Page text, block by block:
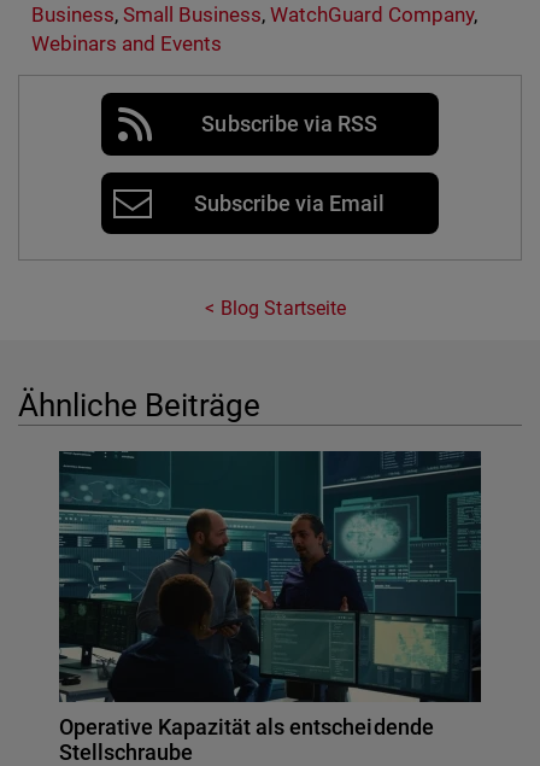
Business, Small Business, WatchGuard Company,
Webinars and Events
Subscribe via RSS
Subscribe via Email
Blog Startseite
Ähnliche Beiträge
Operative Kapazität als entscheidende
Stellschraube